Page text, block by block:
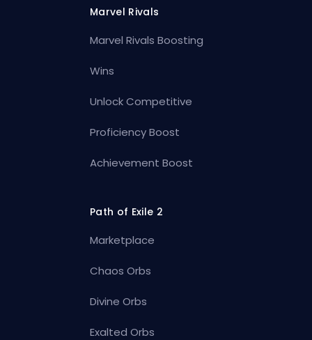
Marvel Rivals
Marvel Rivals Boosting
Wins
Unlock Competitive
Proficiency Boost
Achievement Boost
Path of Exile 2
Marketplace
Chaos Orbs
Divine Orbs
Exalted Orbs